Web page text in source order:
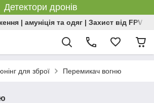
Детектори дронів
| амуніція та одяг | Захист від FPV |
для зброї Перемикач вогню